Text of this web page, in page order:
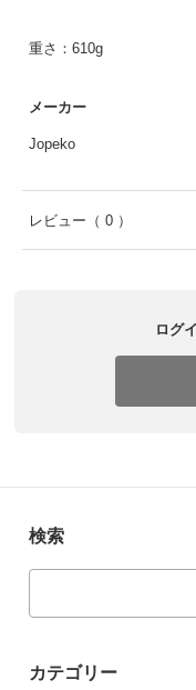
重さ：610g
メーカー
Jopeko
レビュー （ 0 ）
ログ
検索
カテゴリー